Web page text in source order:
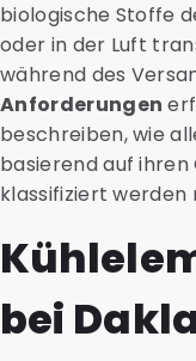
biologische Stoffe
oder in der Luft
während des
Anforderungen
beschreiben, wie
basierend auf
klassifiziert werden
bei